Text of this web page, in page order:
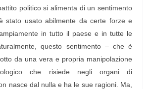
politico si alimenta di un sentimento
stato usato abilmente da certe forze e
in tutto il paese e in tutte le
questo sentimento – che è
da una vera e propria manipolazione
che risiede negli organi di
nasce dal nulla e ha le sue ragioni. Ma,